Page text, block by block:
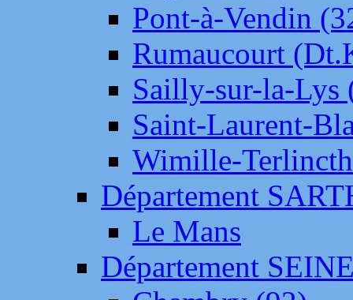
Pont-à-Vendin
Rumaucourt
Sailly-sur-la-Lys
Saint-Laurent-
Wimille-
Département
Le Mans
Département